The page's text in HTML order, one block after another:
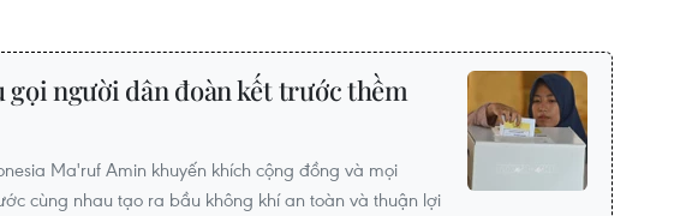
gọi người dân đoàn kết trước thềm
Ma'ruf Amin khuyến khích cộng đồng và mọi
cùng nhau tạo ra bầu không khí an toàn và thuận lợi